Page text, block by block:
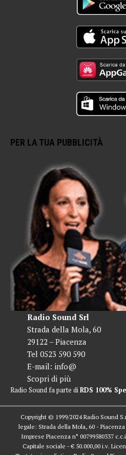
PER LA TUA PUBBLICITÀ
Radio Sound Srl
Strada della Mola, 60
29122 – Piacenza
Tel 0523 590 590
E-mail: info@
Scopri di più
Radio Sound fa parte diRDS 100%
Copyright © 1999/2024 Radio Sound
legale: Strada della Mola, 60 -
Imprese Piacenza n° 00799580337
Capitale sociale - € 50.000,00 i.v.